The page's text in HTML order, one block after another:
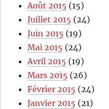
Août 2015 (15)
Juillet 2015 (24)
Juin 2015 (19)
Mai 2015 (24)
Avril 2015 (19)
Mars 2015 (26)
Février 2015 (24)
Janvier 2015 (21)